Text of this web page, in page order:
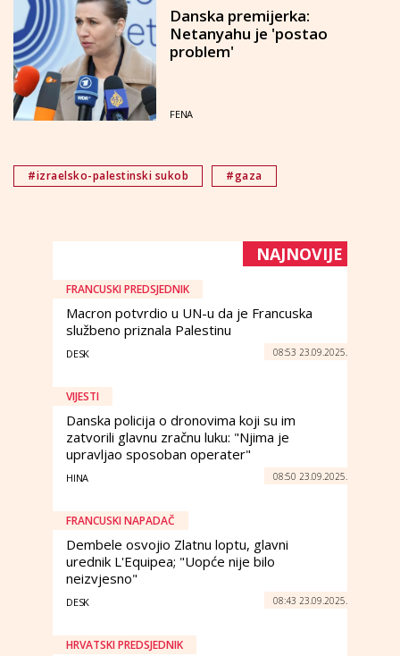
Danska premijerka:
Netanyahu je 'postao
problem'
FENA
#izraelsko-palestinski sukob #gaza
NAJNOVIJE
FRANCUSKI PREDSJEDNIK
Macron potvrdio u UN-u da je Francuska
službeno priznala Palestinu
DESK 08:53 23.09.2025.
VIJESTI
Danska policija o dronovima koji su im
zatvorili glavnu zračnu luku: "Njima je
upravljao sposoban operater"
HINA 08:50 23.09.2025.
FRANCUSKI NAPADAČ
Dembele osvojio Zlatnu loptu, glavni
urednik L'Equipea; "Uopće nije bilo
neizvjesno"
DESK 08:43 23.09.2025.
HRVATSKI PREDSJEDNIK